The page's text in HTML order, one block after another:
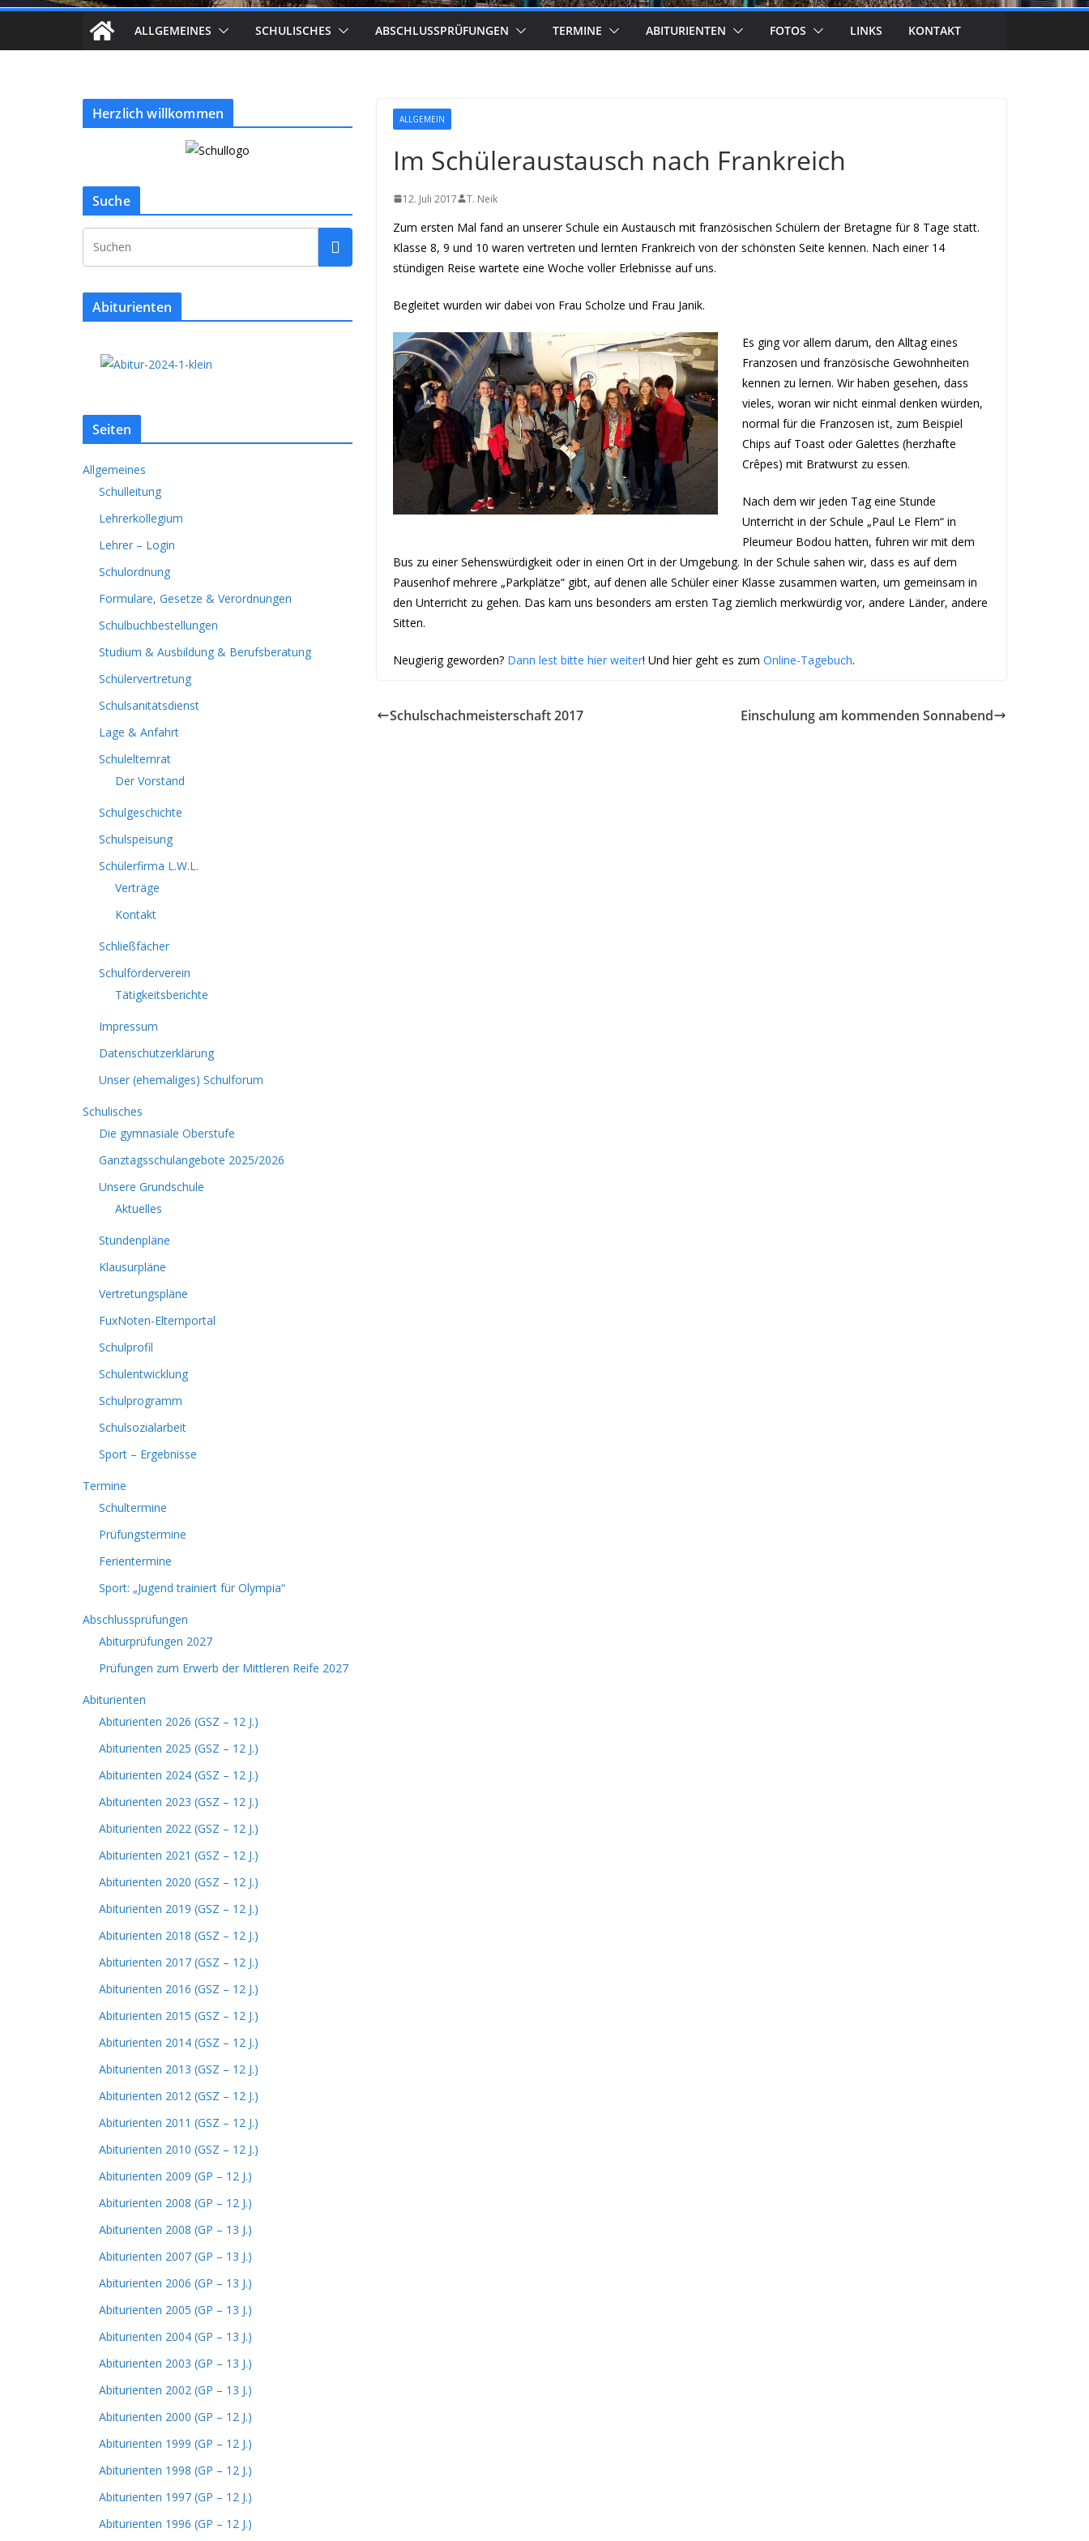
ALLGEMEINES SCHULISCHES ABSCHLUSSPRÜFUNGEN TERMINE ABITURIENTEN FOTOS LINKS KONTAKT
ALLGEMEIN
Im Schüleraustausch nach Frankreich
12. Juli 2017 T. Neik
Zum ersten Mal fand an unserer Schule ein Austausch mit französischen Schülern der Bretagne für 8 Tage statt.
Klasse 8, 9 und 10 waren vertreten und lernten Frankreich von der schönsten Seite kennen. Nach einer 14
stündigen Reise wartete eine Woche voller Erlebnisse auf uns.
Begleitet wurden wir dabei von Frau Scholze und Frau Janik.
Es ging vor allem darum, den Alltag eines
Franzosen und französische Gewohnheiten
kennen zu lernen. Wir haben gesehen, dass
vieles, woran wir nicht einmal denken würden,
normal für die Franzosen ist, zum Beispiel
Chips auf Toast oder Galettes (herzhafte
Crêpes) mit Bratwurst zu essen.
Nach dem wir jeden Tag eine Stunde
Unterricht in der Schule „Paul Le Flem“ in
Pleumeur Bodou hatten, fuhren wir mit dem
Bus zu einer Sehenswürdigkeit oder in einen Ort in der Umgebung. In der Schule sahen wir, dass es auf dem
Pausenhof mehrere „Parkplätze“ gibt, auf denen alle Schüler einer Klasse zusammen warten, um gemeinsam in
den Unterricht zu gehen. Das kam uns besonders am ersten Tag ziemlich merkwürdig vor, andere Länder, andere
Sitten.
Neugierig geworden? Dann lest bitte hier weiter! Und hier geht es zum Online-Tagebuch.
Schulschachmeisterschaft 2017 Einschulung am kommenden Sonnabend
Herzlich willkommen
Suche
Abiturienten
Seiten
Allgemeines
Schulleitung
Lehrerkollegium
Lehrer – Login
Schulordnung
Formulare, Gesetze & Verordnungen
Schulbuchbestellungen
Studium & Ausbildung & Berufsberatung
Schülervertretung
Schulsanitätsdienst
Lage & Anfahrt
Schulelternrat
Der Vorstand
Schulgeschichte
Schulspeisung
Schülerfirma L.W.L.
Verträge
Kontakt
Schließfächer
Schulförderverein
Tätigkeitsberichte
Impressum
Datenschutzerklärung
Unser (ehemaliges) Schulforum
Schulisches
Die gymnasiale Oberstufe
Ganztagsschulangebote 2025/2026
Unsere Grundschule
Aktuelles
Stundenpläne
Klausurpläne
Vertretungspläne
FuxNoten-Elternportal
Schulprofil
Schulentwicklung
Schulprogramm
Schulsozialarbeit
Sport – Ergebnisse
Termine
Schultermine
Prüfungstermine
Ferientermine
Sport: „Jugend trainiert für Olympia“
Abschlussprüfungen
Abiturprüfungen 2027
Prüfungen zum Erwerb der Mittleren Reife 2027
Abiturienten
Abiturienten 2026 (GSZ – 12 J.)
Abiturienten 2025 (GSZ – 12 J.)
Abiturienten 2024 (GSZ – 12 J.)
Abiturienten 2023 (GSZ – 12 J.)
Abiturienten 2022 (GSZ – 12 J.)
Abiturienten 2021 (GSZ – 12 J.)
Abiturienten 2020 (GSZ – 12 J.)
Abiturienten 2019 (GSZ – 12 J.)
Abiturienten 2018 (GSZ – 12 J.)
Abiturienten 2017 (GSZ – 12 J.)
Abiturienten 2016 (GSZ – 12 J.)
Abiturienten 2015 (GSZ – 12 J.)
Abiturienten 2014 (GSZ – 12 J.)
Abiturienten 2013 (GSZ – 12 J.)
Abiturienten 2012 (GSZ – 12 J.)
Abiturienten 2011 (GSZ – 12 J.)
Abiturienten 2010 (GSZ – 12 J.)
Abiturienten 2009 (GP – 12 J.)
Abiturienten 2008 (GP – 12 J.)
Abiturienten 2008 (GP – 13 J.)
Abiturienten 2007 (GP – 13 J.)
Abiturienten 2006 (GP – 13 J.)
Abiturienten 2005 (GP – 13 J.)
Abiturienten 2004 (GP – 13 J.)
Abiturienten 2003 (GP – 13 J.)
Abiturienten 2002 (GP – 13 J.)
Abiturienten 2000 (GP – 12 J.)
Abiturienten 1999 (GP – 12 J.)
Abiturienten 1998 (GP – 12 J.)
Abiturienten 1997 (GP – 12 J.)
Abiturienten 1996 (GP – 12 J.)